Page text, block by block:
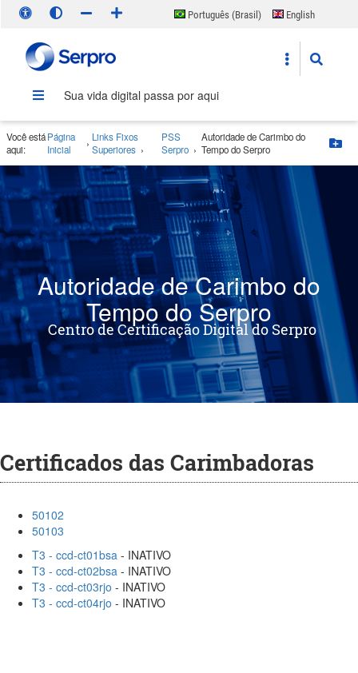
Português (Brasil)
English
Sua vida digital passa por aqui
Você está
aqui:
Página
Inicial
› Links Fixos
Superiores ›
PSS
Serpro ›
Autoridade de Carimbo do
Tempo do Serpro
Autoridade de Carimbo do
Tempo do Serpro
Centro de Certificação Digital do Serpro
Certificados das Carimbadoras
50102
50103
T3 - ccd-ct01bsa - INATIVO
T3 - ccd-ct02bsa - INATIVO
T3 - ccd-ct03rjo - INATIVO
T3 - ccd-ct04rjo - INATIVO